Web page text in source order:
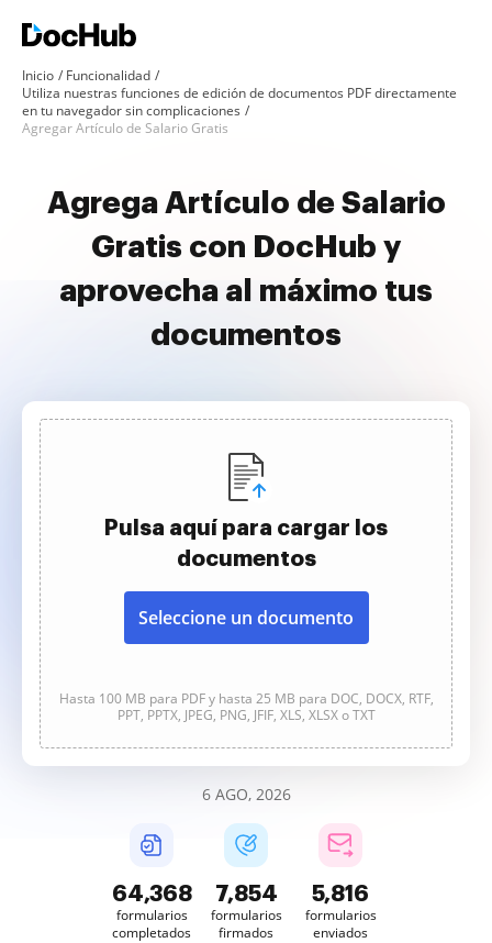
Inicio
Funcionalidad
Utiliza nuestras funciones de edición de documentos PDF directamente
en tu navegador sin complicaciones
Agregar Artículo de Salario Gratis
Agrega Artículo de Salario
Gratis con DocHub y
aprovecha al máximo tus
documentos
Pulsa aquí para cargar los
documentos
Seleccione un documento
Hasta 100 MB para PDF y hasta 25 MB para DOC, DOCX, RTF,
PPT, PPTX, JPEG, PNG, JFIF, XLS, XLSX o TXT
6 AGO, 2026
64,369
formularios
completados
7,854
formularios
firmados
5,816
formularios
enviados